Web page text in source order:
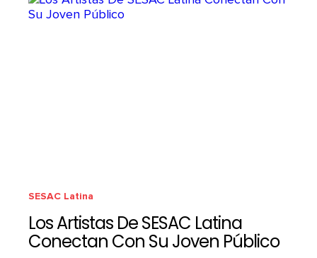
SESAC Latina
Los Artistas De SESAC Latina
Conectan Con Su Joven Público